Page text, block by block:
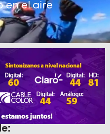
en el aire